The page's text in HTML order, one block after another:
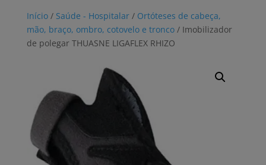
Início/ Saúde - Hospitalar/ Ortóteses de cabeça,
mão, braço, ombro, cotovelo e tronco/ Imobilizador
de polegar THUASNE LIGAFLEX RHIZO